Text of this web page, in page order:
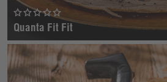
Quanta Fit Fit